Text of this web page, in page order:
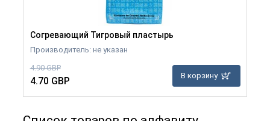
Согревающий Тигровый пластырь
Производитель: не указан
4.90 GBP
4.70 GBP В корзину